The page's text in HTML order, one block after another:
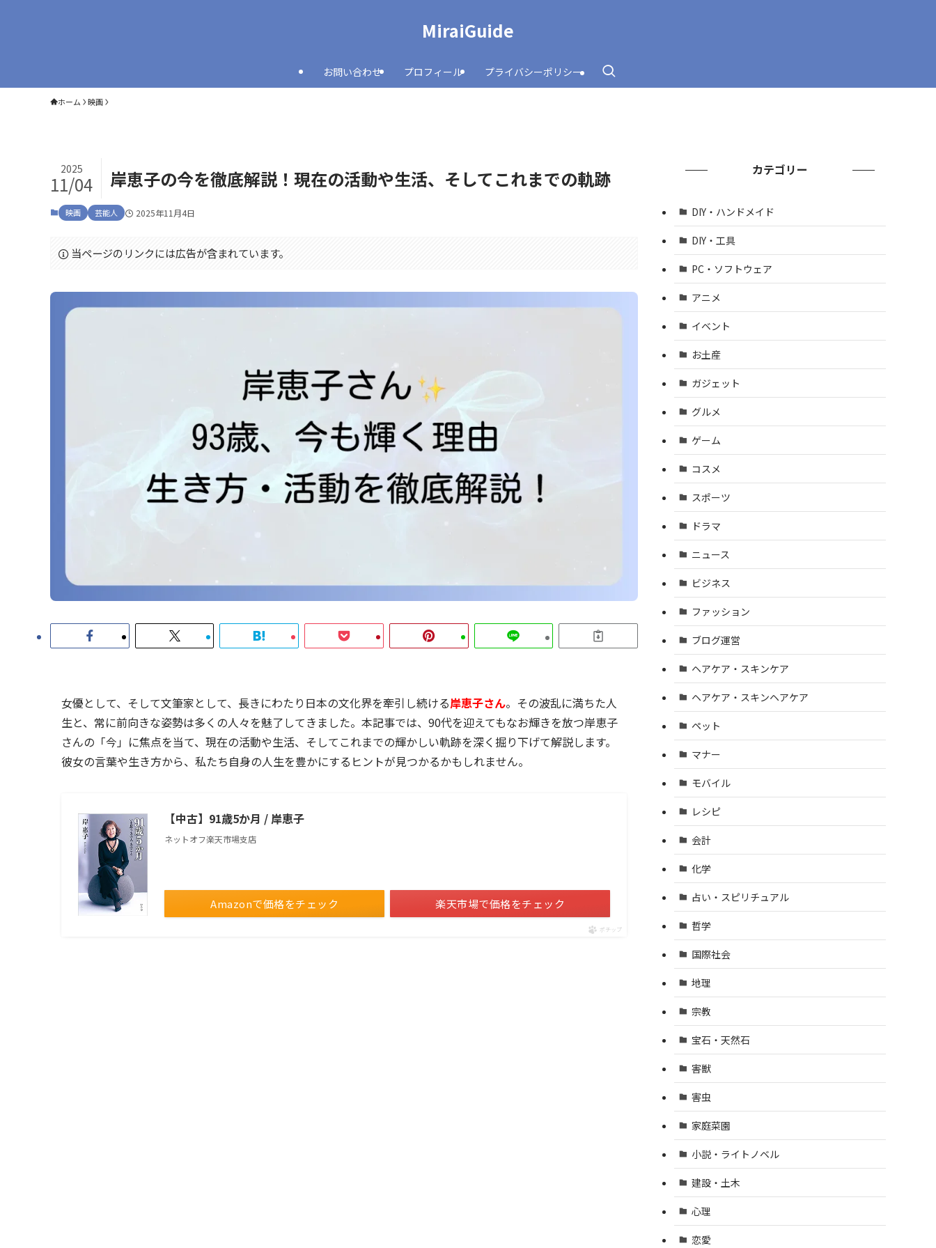
MiraiGuide
お問い合わせ プロフィール プライバシーポリシー
ホーム 映画
岸恵子の今を徹底解説！現在の活動や生活、そしてこれまでの軌跡
2025
11/04
映画 芸能人 2025年11月4日
当ページのリンクには広告が含まれています。
女優として、そして文筆家として、長きにわたり日本の文化界を牽引し続ける岸恵子さん。その波乱に満ちた人
生と、常に前向きな姿勢は多くの人々を魅了してきました。本記事では、90代を迎えてもなお輝きを放つ岸恵子
さんの「今」に焦点を当て、現在の活動や生活、そしてこれまでの輝かしい軌跡を深く掘り下げて解説します。
彼女の言葉や生き方から、私たち自身の人生を豊かにするヒントが見つかるかもしれません。
【中古】91歳5か月 / 岸恵子
ネットオフ楽天市場支店
Amazonで価格をチェック 楽天市場で価格をチェック
ポチップ
カテゴリー
DIY・ハンドメイド
DIY・工具
PC・ソフトウェア
アニメ
イベント
お土産
ガジェット
グルメ
ゲーム
コスメ
スポーツ
ドラマ
ニュース
ビジネス
ファッション
ブログ運営
ヘアケア・スキンケア
ヘアケア・スキンヘアケア
ペット
マナー
モバイル
レシピ
会計
化学
占い・スピリチュアル
哲学
国際社会
地理
宗教
宝石・天然石
害獣
害虫
家庭菜園
小説・ライトノベル
建設・土木
心理
恋愛